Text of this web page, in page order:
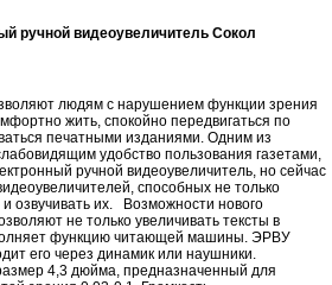
ручной видеоувеличитель Сокол
людям с нарушением функции зрения
жить, спокойно передвигаться по
печатными изданиями. Одним из
удобство пользования газетами,
ручной видеоувеличитель, но сейчас
способных не только
озвучивать их. Возможности нового
не только увеличивать тексты в
функцию читающей машины. ЭРВУ
его через динамик или наушники.
4,3 дюйма, предназначенный для